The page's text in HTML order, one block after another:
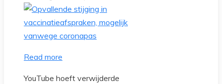
Read more
YouTube hoeft verwijderde